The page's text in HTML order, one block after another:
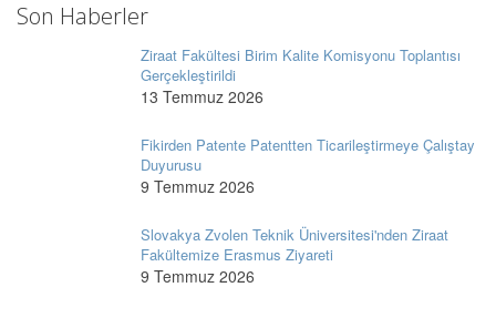
Son Haberler
Ziraat Fakültesi Birim Kalite Komisyonu Toplantısı
Gerçekleştirildi
13 Temmuz 2026
Fikirden Patente Patentten Ticarileştirmeye Çalıştay
Duyurusu
9 Temmuz 2026
Slovakya Zvolen Teknik Üniversitesi'nden Ziraat
Fakültemize Erasmus Ziyareti
9 Temmuz 2026